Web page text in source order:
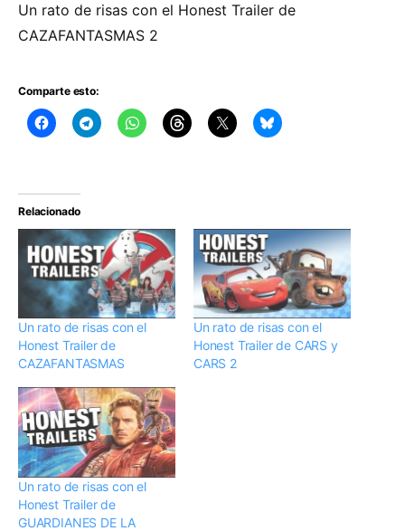
Un rato de risas con el Honest Trailer de
CAZAFANTASMAS 2
Comparte esto:
Relacionado
Un rato de risas con el
Honest Trailer de
CAZAFANTASMAS
Un rato de risas con el
Honest Trailer de CARS y
CARS 2
Un rato de risas con el
Honest Trailer de
GUARDIANES DE LA